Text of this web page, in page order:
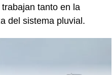
tanto en la
del sistema pluvial.